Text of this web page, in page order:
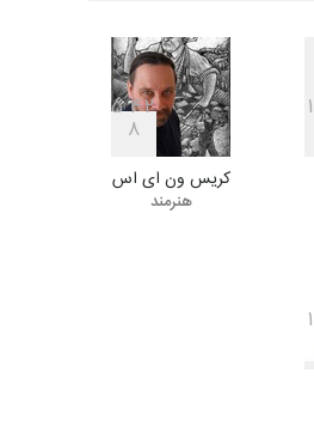
فراخوان مسابقۀ بین‌المللی
کارتون و تصویرگری،…
ششمین جشنوارۀ بین‌المللی
کارتون «لبخند دریا»…
1
542
8
کریس ون ای اس
هنرمند
1